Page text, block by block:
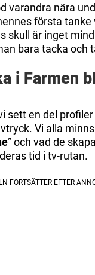
varandra nära
första
skull är inget
bara tacka och
i Farmen
sett en del
Vi alla minns
” och vad de
tid i tv-rutan.